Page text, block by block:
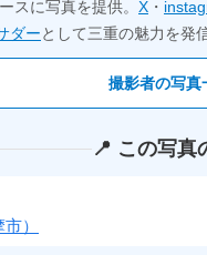
スに写真を提供。 X ・
ダーとして三重の魅力を発
撮影者の写真
📍 この写真
）